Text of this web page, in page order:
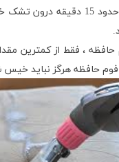
بگذارید حدود 15
.
، فقط از کمترین
فوم حافظه هرگز نباید